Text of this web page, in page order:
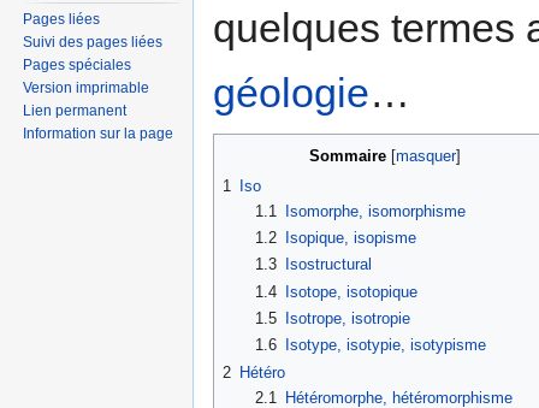
quelques termes
géologie…
Sommaire [masquer]
1
Iso
1.1
Isomorphe, isomorphisme
1.2
Isopique, isopisme
1.3
Isostructural
1.4 Isotope, isotopique
1.5
Isotrope, isotropie
1.6
Isotype, isotypie, isotypisme
2 Hétéro
2.1
Hétéromorphe, hétéromorphisme
Pages liées
Suivi des pages liées
Pages spéciales
Version imprimable
Lien permanent
Information sur la page